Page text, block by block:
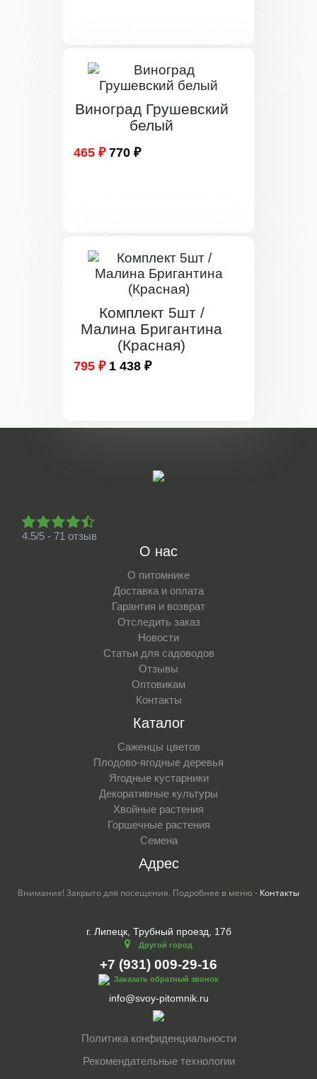
Виноград Грушевский
белый
465 ₽ 770 ₽
Комплект 5шт /
Малина Бригантина
(Красная)
795 ₽ 1 438 ₽
4.5/5 - 71 отзыв
О нас
О питомнике
Доставка и оплата
Гарантия и возврат
Отследить заказ
Новости
Статьи для садоводов
Отзывы
Оптовикам
Контакты
Каталог
Саженцы цветов
Плодово-ягодные деревья
Ягодные кустарники
Декоративные культуры
Хвойные растения
Горшечные растения
Семена
Адрес
Внимание! Закрыто для посещения. Подробнее в меню - Контакты
г. Липецк, Трубный проезд, 17б
Другой город
+7 (931) 009-29-16
Заказать обратный звонок
info@svoy-pitomnik.ru
Политика конфиденциальности
Рекомендательные технологии